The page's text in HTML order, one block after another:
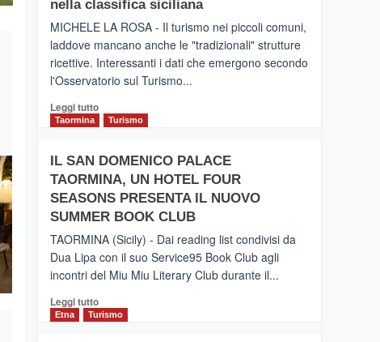
collegamento
tra
Catania
e
operato
da
nella classifica siciliana
MICHELE LA ROSA - Il turismo nei piccoli comuni,
laddove mancano anche le "tradizionali" strutture
ricettive. Interessanti i dati che emergono secondo
l'Osservatorio sul Turismo...
Leggi tuttoLeggi
PIEDIMONTE
ETNEO
–
Meta
privilegiata
secondo
i
di
Airbnb.
Taormina Turismo
IL SAN DOMENICO PALACE
TAORMINA, UN HOTEL FOUR
SEASONS PRESENTA IL NUOVO
SUMMER BOOK CLUB
TAORMINA (Sicily) - Dai reading list condivisi da
Dua Lipa con il suo Service95 Book Club agli
incontri del Miu Miu Literary Club durante il...
Leggi tuttoLeggi
di
Etna Turismo